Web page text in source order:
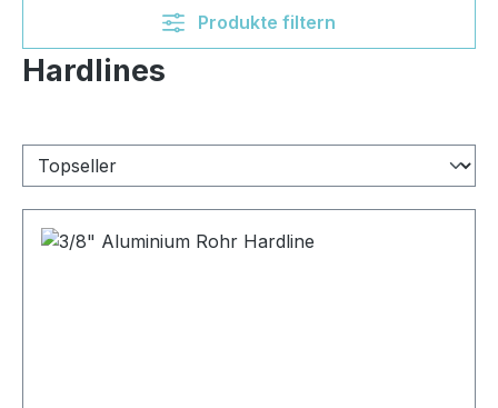
Produkte filtern
Hardlines